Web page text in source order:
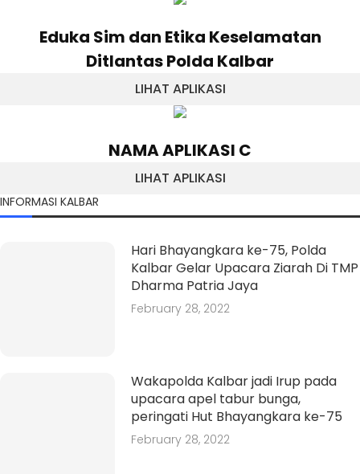
Eduka Sim dan Etika Keselamatan
Ditlantas Polda Kalbar
LIHAT APLIKASI
NAMA APLIKASI C
LIHAT APLIKASI
INFORMASI KALBAR
Hari Bhayangkara ke-75, Polda
Kalbar Gelar Upacara Ziarah Di TMP
Dharma Patria Jaya
February 28, 2022
Wakapolda Kalbar jadi Irup pada
upacara apel tabur bunga,
peringati Hut Bhayangkara ke-75
February 28, 2022